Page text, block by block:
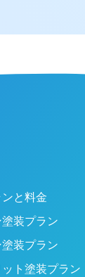
と料金
装プラン
装プラン
ト塗装プラン